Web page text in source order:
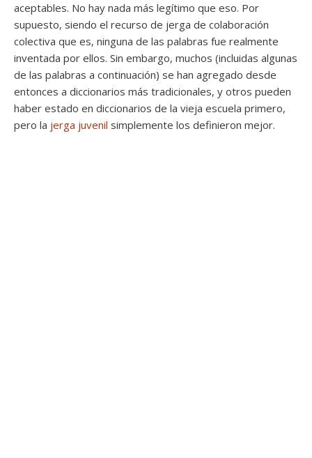
aceptables. No hay nada más legítimo que eso. Por
supuesto, siendo el recurso de jerga de colaboración
colectiva que es, ninguna de las palabras fue realmente
inventada por ellos. Sin embargo, muchos (incluidas algunas
de las palabras a continuación) se han agregado desde
entonces a diccionarios más tradicionales, y otros pueden
haber estado en diccionarios de la vieja escuela primero,
pero la jerga juvenil simplemente los definieron mejor.